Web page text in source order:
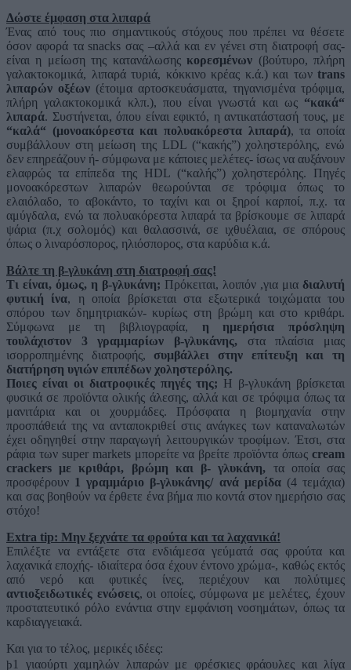
Δώστε έμφαση στα λιπαρά
Ένας από τους πιο σημαντικούς στόχους που πρέπει να θέσετε
όσον αφορά τα snacks σας –αλλά και εν γένει στη διατροφή σας-
είναι η μείωση της κατανάλωσηςκορεσμένων (βούτυρο, πλήρη
γαλακτοκομικά, λιπαρά τυριά, κόκκινο κρέας κ.ά.) και των trans
λιπαρών οξέων (έτοιμα αρτοσκευάσματα, τηγανισμένα τρόφιμα,
πλήρη γαλακτοκομικά κλπ.), που είναι γνωστά και ως “κακά“
λιπαρά. Συστήνεται, όπου είναι εφικτό, η αντικατάστασή τους, με
“καλά“ (μονοακόρεστα και πολυακόρεστα λιπαρά), τα οποία
συμβάλλουν στη μείωση της LDL (“κακής”) χοληστερόλης, ενώ
δεν επηρεάζουν ή- σύμφωνα με κάποιες μελέτες- ίσως να αυξάνουν
ελαφρώς τα επίπεδα της ΗDL (“καλής”) χοληστερόλης. Πηγές
μονοακόρεστων λιπαρών θεωρούνται σε τρόφιμα όπως το
ελαιόλαδο, το αβοκάντο, το ταχίνι και οι ξηροί καρποί, π.χ. τα
αμύγδαλα, ενώ τα πολυακόρεστα λιπαρά τα βρίσκουμε σε λιπαρά
ψάρια (π.χ σολομός) και θαλασσινά, σε ιχθυέλαια, σε σπόρους
όπως ο λιναρόσπορος, ηλιόσπορος, στα καρύδια κ.ά.
Βάλτε τη β-γλυκάνη στη διατροφή σας!
Τι είναι, όμως, η β-γλυκάνη; Πρόκειται, λοιπόν ,για μια διαλυτή
φυτική ίνα, η οποία βρίσκεται στα εξωτερικά τοιχώματα του
σπόρου των δημητριακών- κυρίως στη βρώμη και στο κριθάρι.
Σύμφωνα με τη βιβλιογραφία, η ημερήσια πρόσληψη
τουλάχιστον 3 γραμμαρίων β-γλυκάνης, στα πλαίσια μιας
ισορροπημένης διατροφής, συμβάλλει στην επίτευξη και τη
διατήρηση υγιών επιπέδων χοληστερόλης.
Ποιες είναι οι διατροφικές πηγές της; Η β-γλυκάνη βρίσκεται
φυσικά σε προϊόντα ολικής άλεσης, αλλά και σε τρόφιμα όπως τα
μανιτάρια και οι χουρμάδες. Πρόσφατα η βιομηχανία στην
προσπάθειά της να ανταποκριθεί στις ανάγκες των καταναλωτών
έχει οδηγηθεί στην παραγωγή λειτουργικών τροφίμων. Έτσι, στα
ράφια των super markets μπορείτε να βρείτε προϊόντα όπως cream
crackers με κριθάρι, βρώμη και β- γλυκάνη, τα οποία σας
προσφέρουν 1 γραμμάριο β-γλυκάνης/ ανά μερίδα (4 τεμάχια)
και σας βοηθούν να έρθετε ένα βήμα πιο κοντά στον ημερήσιο σας
στόχο!
Extra tip: Μην ξεχνάτε τα φρούτα και τα λαχανικά!
Επιλέξτε να εντάξετε στα ενδιάμεσα γεύματά σας φρούτα και
λαχανικά εποχής- ιδιαίτερα όσα έχουν έντονο χρώμα-, καθώς εκτός
από νερό και φυτικές ίνες, περιέχουν και πολύτιμες
αντιοξειδωτικές ενώσεις, οι οποίες, σύμφωνα με μελέτες, έχουν
προστατευτικό ρόλο ενάντια στην εμφάνιση νοσημάτων, όπως τα
καρδιαγγειακά.
Και για το τέλος, μερικές ιδέες:
þ1 γιαούρτι χαμηλών λιπαρών με φρέσκιες φράουλες και λίγα